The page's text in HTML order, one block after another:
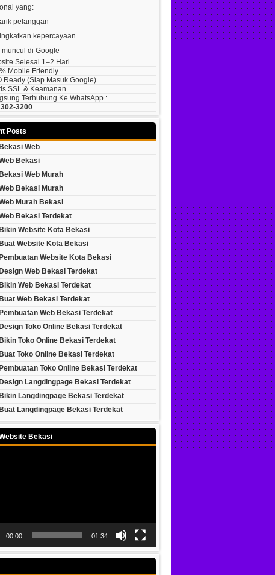
yang:
pelanggan
kepercayaan
di Google
Selesai 1–2 Hari
Mobile Friendly
Ready (siap Masuk Google)
SSL & Keamanan
Terhubung Ke WhatsApp :
3200
Posts
Web
Bekasi
Web Murah
Bekasi Murah
Murah Bekasi
Bekasi Terdekat
Website Kota Bekasi
Website Kota Bekasi
Website Kota Bekasi
Web Bekasi Terdekat
Web Bekasi Terdekat
Web Bekasi Terdekat
Web Bekasi Terdekat
Toko Online Bekasi Terdekat
Toko Online Bekasi Terdekat
Toko Online Bekasi Terdekat
Toko Online Bekasi Terdekat
Langdingpage Bekasi Terdekat
Langdingpage Bekasi Terdekat
Langdingpage Bekasi Terdekat
Bekasi
00:00 01:34